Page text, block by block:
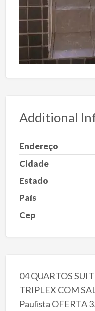
Additional
Endereço
Cidade
Estado
País
Cep
04 QUARTOS
TRIPLEX COM
Paulista OFERTA